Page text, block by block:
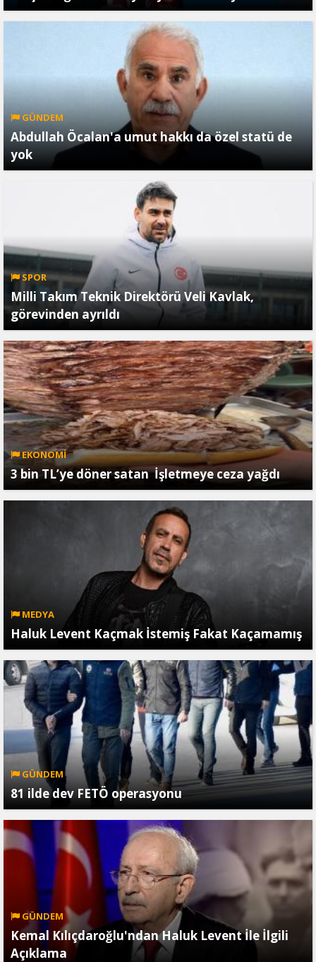
GÜNDEM
Abdullah Öcalan'a umut hakkı da özel statü de
yok
SPOR
Milli Takım Teknik Direktörü Veli Kavlak,
görevinden ayrıldı
EKONOMİ
3 bin TL’ye döner satan İşletmeye ceza yağdı
MEDYA
Haluk Levent Kaçmak İstemiş Fakat Kaçamamış
GÜNDEM
81 ilde dev FETÖ operasyonu
GÜNDEM
Kemal Kılıçdaroğlu'ndan Haluk Levent İle İlgili
Açıklama